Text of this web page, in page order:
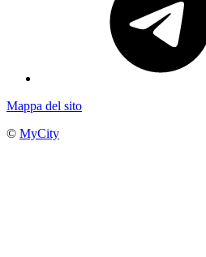
Mappa del sito
© MyCity